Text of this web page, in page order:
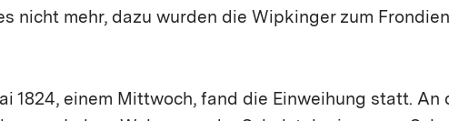
nicht mehr, dazu wurden die Wipkinger zum
1824, einem Mittwoch, fand die Einweihung statt. An